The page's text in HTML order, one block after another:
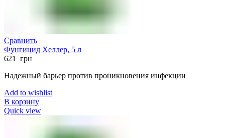
Сравнить
Фунгицид Хеллер, 5 л
621
грн
Надежный барьер против проникновения инфекции
Add to wishlist
В корзину
Quick view